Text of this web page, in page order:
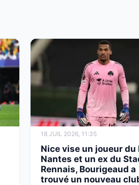
18 JUIL 2026, 11:35
Nice vise un joueur du
Nantes et un ex du
Rennais, Bourigeaud a
trouvé un nouveau